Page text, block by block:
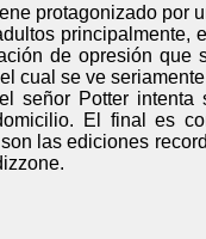
protagonizado por
de opresión
cual se ve
señor Potter
El final es
las ediciones